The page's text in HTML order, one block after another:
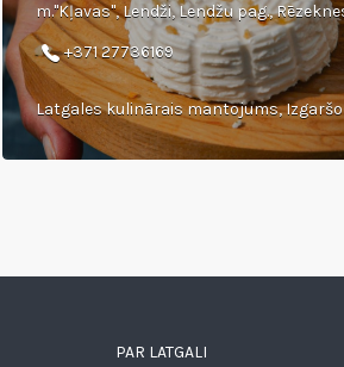
+371 27736169
Latgales kulinārais mantojums, Izgaršo
PAR LATGALI